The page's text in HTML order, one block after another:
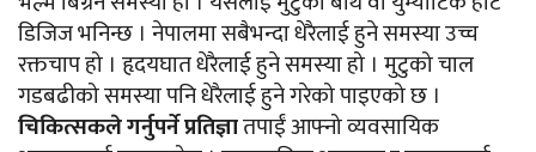
डिजिज भनिन्छ । नेपालमा सबैभन्दा धेरैलाई हुने समस्या उच्च
रक्तचाप हो । हृदयघात धेरैलाई हुने समस्या हो । मुटुको चाल
गडबढीको समस्या पनि धेरैलाई हुने गरेको पाइएको छ ।
चिकित्सकले गर्नुपर्ने प्रतिज्ञातपाईं आफ्नो व्यवसायिक